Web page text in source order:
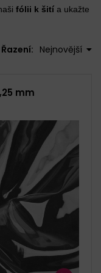
fólii k šití a ukažte
Řazení: Nejnovější
mm